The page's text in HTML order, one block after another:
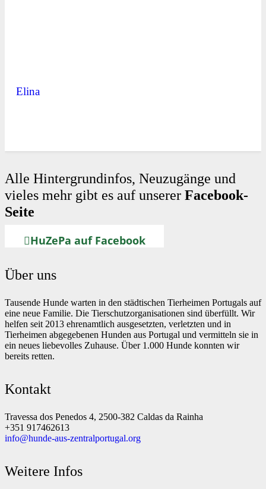
Elina
Alle Hintergrundinfos, Neuzugänge und
vieles mehr gibt es auf unserer Facebook-
Seite
HuZePa auf Facebook
Über uns
Tausende Hunde warten in den städtischen Tierheimen Portugals auf
eine neue Familie. Die Tierschutzorganisationen sind überfüllt. Wir
helfen seit 2013 ehrenamtlich ausgesetzten, verletzten und in
Tierheimen abgegebenen Hunden aus Portugal und vermitteln sie in
ein neues liebevolles Zuhause. Über 1.000 Hunde konnten wir
bereits retten.
Kontakt
Travessa dos Penedos 4, 2500-382 Caldas da Rainha
+351 917462613
info@hunde-aus-zentralportugal.org
Weitere Infos